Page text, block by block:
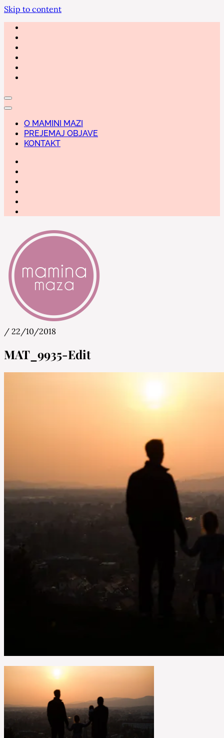
Skip to content
O MAMINI MAZI
PREJEMAJ OBJAVE
KONTAKT
Mamina Maza
/ 22/10/2018
MAT_9935-Edit